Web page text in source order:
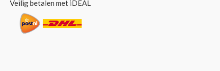
Veilig betalen met iDEAL